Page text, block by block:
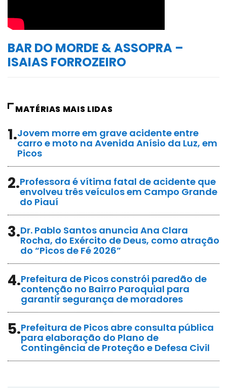
BAR DO MORDE & ASSOPRA –
ISAIAS FORROZEIRO
MATÉRIAS MAIS LIDAS
1.Jovem morre em grave acidente entre
carro e moto na Avenida Anísio da Luz, em
Picos
2.Professora é vítima fatal de acidente que
envolveu três veículos em Campo Grande
do Piauí
3.Dr. Pablo Santos anuncia Ana Clara
Rocha, do Exército de Deus, como atração
do “Picos de Fé 2026”
4.Prefeitura de Picos constrói paredão de
contenção no Bairro Paroquial para
garantir segurança de moradores
5.Prefeitura de Picos abre consulta pública
para elaboração do Plano de
Contingência de Proteção e Defesa Civil